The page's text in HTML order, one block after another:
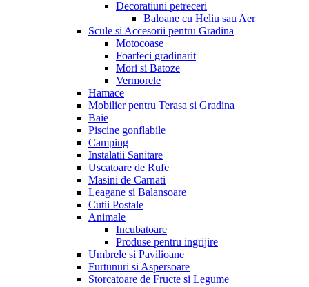
Decoratiuni petreceri
Baloane cu Heliu sau Aer
Scule si Accesorii pentru Gradina
Motocoase
Foarfeci gradinarit
Mori si Batoze
Vermorele
Hamace
Mobilier pentru Terasa si Gradina
Baie
Piscine gonflabile
Camping
Instalatii Sanitare
Uscatoare de Rufe
Masini de Carnati
Leagane si Balansoare
Cutii Postale
Animale
Incubatoare
Produse pentru ingrijire
Umbrele si Pavilioane
Furtunuri si Aspersoare
Storcatoare de Fructe si Legume